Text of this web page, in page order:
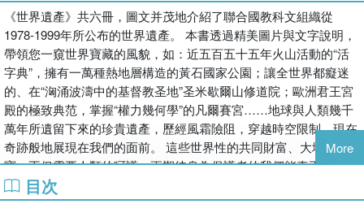
《世界遺產》共六冊，圖文并茂地介紹了聯合國教科文組織從
1978-1999年所公布的世界遺產。 本書透過精美圖片與文字說明，
帶領您一窺世界寶藏的風貌，如：近五百五十五年火山活動的“活
字典”，擁有一萬種熱地層構造的黃石國家公園；讓全世界都癡迷
的、在“洶涌波濤中的基督教圣地”圣米歇爾山修道院；歐洲君王宮
殿的極致典范，掌握“權力幾何學”的凡爾賽宮……地球與人類幾千
萬年所遺留下來的珍貴遺產，歷經風霜險阻，穿越時空限制，現在
奇跡般地展現在我們的面前。 這些世界性的共同財富、大地瑰
寶，不但需要人類的呵護，更期待身為保護者的我們能真正了解其
豐富的內涵，延續其無價的生命。
More
目次